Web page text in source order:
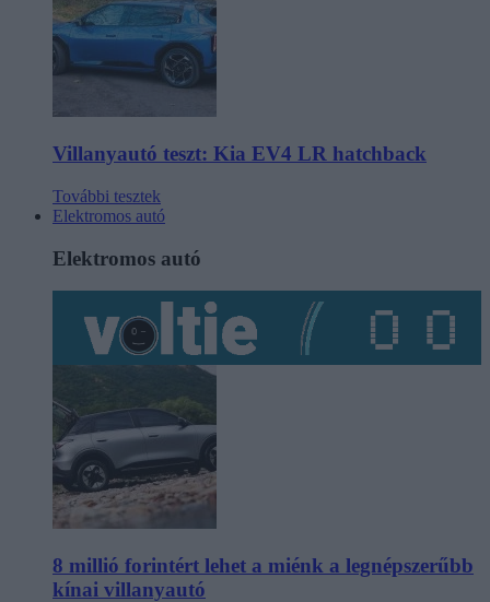
Villanyautó teszt: Kia EV4 LR hatchback
További tesztek
Elektromos autó
Elektromos autó
8 millió forintért lehet a miénk a legnépszerűbb
kínai villanyautó